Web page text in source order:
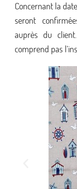
Concernant la
seront
auprès du
comprend pas